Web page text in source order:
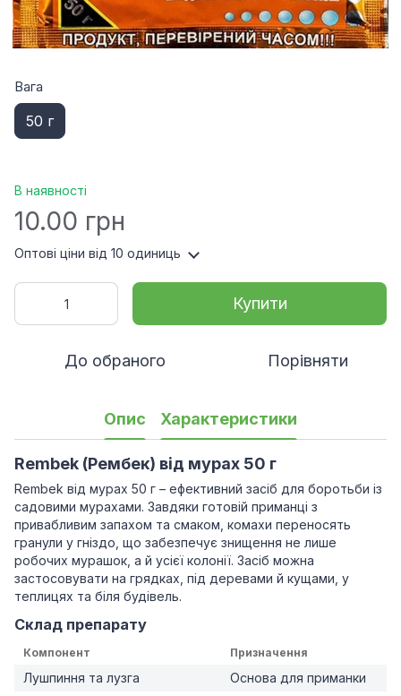
Вага
50 г
В наявності
10.00 грн
Оптові ціни від 10 одиниць
Купити
До обраного Порівняти
Опис Характеристики
Rembek (Рембек) від мурах 50 г
Rembek від мурах 50 г – ефективний засіб для боротьби із
садовими мурахами. Завдяки готовій приманці з
привабливим запахом та смаком, комахи переносять
гранули у гніздо, що забезпечує знищення не лише
робочих мурашок, а й усієї колонії. Засіб можна
застосовувати на грядках, під деревами й кущами, у
теплицях та біля будівель.
Склад препарату
Компонент Призначення
Лушпиння та лузга Основа для приманки